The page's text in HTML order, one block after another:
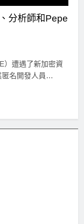
分析師和Pepe
）遭遇了新加密資
名開發人員…